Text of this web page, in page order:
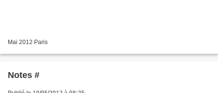
Mai 2012 Paris
Notes #